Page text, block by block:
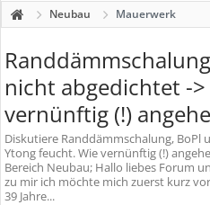
Neubau Mauerwerk
nicht abgedichtet -
vernünftig (!)
Diskutiere Randdämmschalung, BoPl
Ytong feucht. Wie vernünftig (!)
Bereich Neubau; Hallo liebes Forum
zu mir ich möchte mich zuerst kurz
39 Jahre...